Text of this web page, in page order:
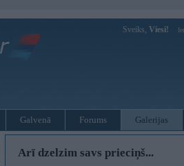
Sveiks, Viesi!
Galvenā Forums Galerijas
Arī dzelzim savs prieciņš...